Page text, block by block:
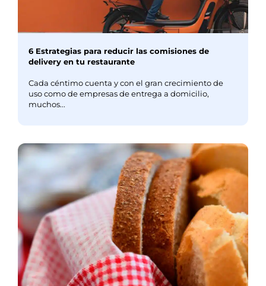
6 Estrategias para reducir las comisiones de
delivery en tu restaurante
Cada céntimo cuenta y con el gran crecimiento de
uso como de empresas de entrega a domicilio,
muchos...